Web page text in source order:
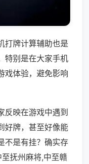
打牌计算辅助也是
特别是在大家手机
戏体验，避免影响
反映在游戏中遇到
好牌，甚至好像能
不是有挂？确实存
抚州麻将,中至赣